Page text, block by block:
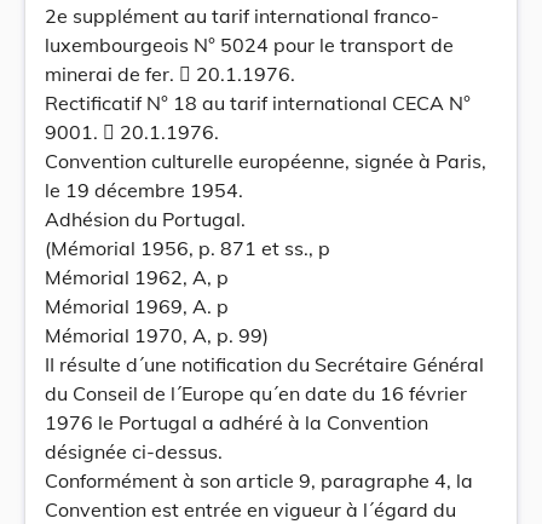
2e supplément au tarif international franco-
luxembourgeois N° 5024 pour le transport de
minerai de fer.  20.1.1976.
Rectificatif N° 18 au tarif international CECA N°
9001.  20.1.1976.
Convention culturelle européenne, signée à Paris,
le 19 décembre 1954.
Adhésion du Portugal.
(Mémorial 1956, p. 871 et ss., p
Mémorial 1962, A, p
Mémorial 1969, A. p
Mémorial 1970, A, p. 99)
II résulte d´une notification du Secrétaire Général
du Conseil de l´Europe qu´en date du 16 février
1976 le Portugal a adhéré à la Convention
désignée ci-dessus.
Conformément à son article 9, paragraphe 4, la
Convention est entrée en vigueur à l´égard du